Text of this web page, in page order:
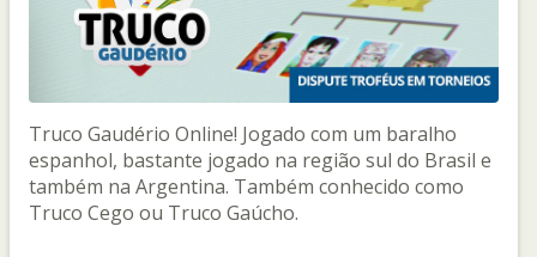
AJUDA
PASSAPORTE
JOGAR
Idioma do site
Truco Gaudério Online! Jogado com um baralho
espanhol, bastante jogado na região sul do Brasil e
também na Argentina. Também conhecido como
Truco Cego ou Truco Gaúcho.